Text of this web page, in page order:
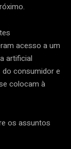
acesso a um
artificial
consumidor e
colocam à
os assuntos